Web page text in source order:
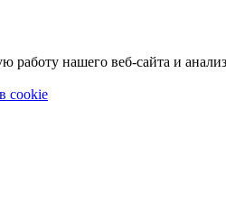
нашего веб-сайта и
cookie